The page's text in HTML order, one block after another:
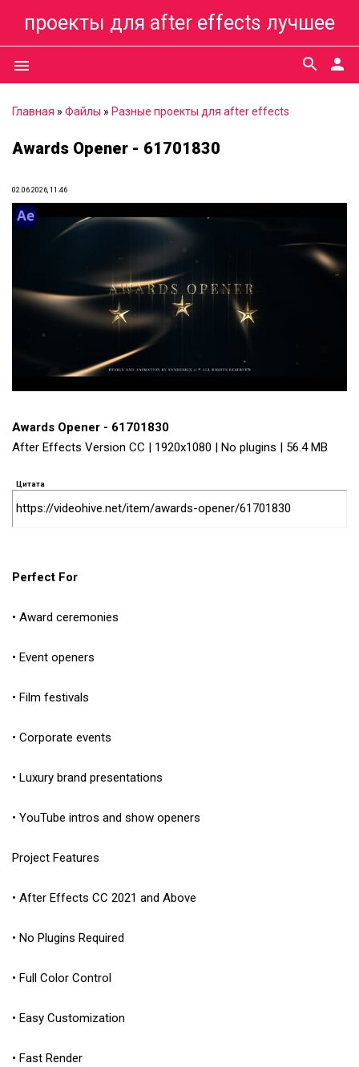
проекты для after effects лучшее
menu person
search
Главная » Файлы » Разные проекты для after effects
Awards Opener - 61701830
02.06.2026, 11:46
Awards Opener - 61701830
After Effects Version CC | 1920x1080 | No plugins | 56.4 MB
Цитата
https://videohive.net/item/awards-opener/61701830
Perfect For
• Award ceremonies
• Event openers
• Film festivals
• Corporate events
• Luxury brand presentations
• YouTube intros and show openers
Project Features
• After Effects CC 2021 and Above
• No Plugins Required
• Full Color Control
• Easy Customization
• Fast Render